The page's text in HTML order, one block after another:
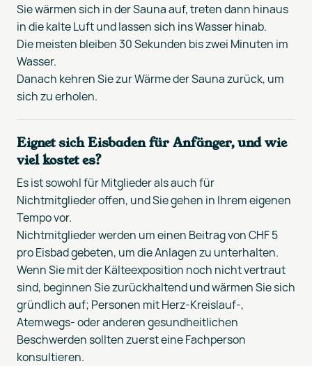
Sie wärmen sich in der Sauna auf, treten dann hinaus
in die kalte Luft und lassen sich ins Wasser hinab.
Die meisten bleiben 30 Sekunden bis zwei Minuten im
Wasser.
Danach kehren Sie zur Wärme der Sauna zurück, um
sich zu erholen.
Eignet sich Eisbaden für Anfänger, und wie
viel kostet es?
Es ist sowohl für Mitglieder als auch für
Nichtmitglieder offen, und Sie gehen in Ihrem eigenen
Tempo vor.
Nichtmitglieder werden um einen Beitrag von CHF 5
pro Eisbad gebeten, um die Anlagen zu unterhalten.
Wenn Sie mit der Kälteexposition noch nicht vertraut
sind, beginnen Sie zurückhaltend und wärmen Sie sich
gründlich auf; Personen mit Herz-Kreislauf-,
Atemwegs- oder anderen gesundheitlichen
Beschwerden sollten zuerst eine Fachperson
konsultieren.